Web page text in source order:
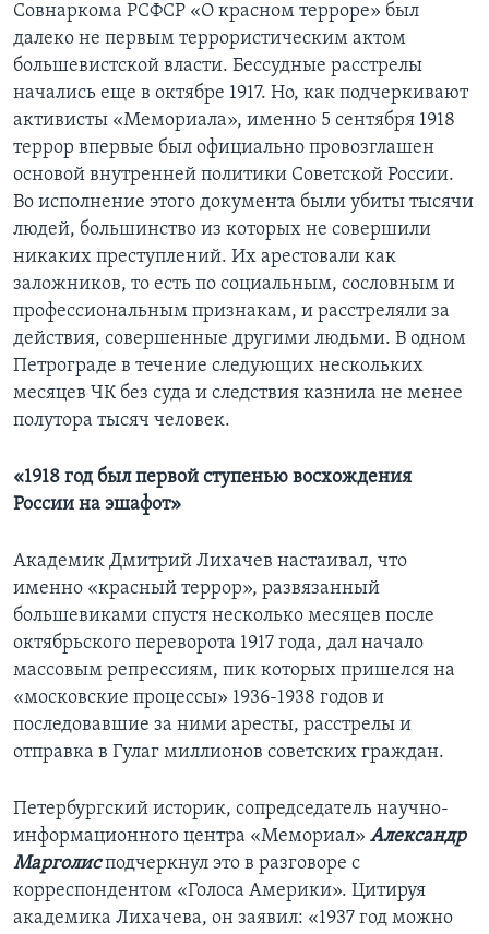
Совнаркома РСФСР «О красном терроре» был
далеко не первым террористическим актом
большевистской власти. Бессудные расстрелы
начались еще в октябре 1917. Но, как подчеркивают
активисты «Мемориала», именно 5 сентября 1918
террор впервые был официально провозглашен
основой внутренней политики Советской России.
Во исполнение этого документа были убиты тысячи
людей, большинство из которых не совершили
никаких преступлений. Их арестовали как
заложников, то есть по социальным, сословным и
профессиональным признакам, и расстреляли за
действия, совершенные другими людьми. В одном
Петрограде в течение следующих нескольких
месяцев ЧК без суда и следствия казнила не менее
полутора тысяч человек.
«1918 год был первой ступенью восхождения
России на эшафот»
Академик Дмитрий Лихачев настаивал, что
именно «красный террор», развязанный
большевиками спустя несколько месяцев после
октябрьского переворота 1917 года, дал начало
массовым репрессиям, пик которых пришелся на
«московские процессы» 1936-1938 годов и
последовавшие за ними аресты, расстрелы и
отправка в Гулаг миллионов советских граждан.
Петербургский историк, сопредседатель научно-
информационного центра «Мемориал» Александр
Марголисподчеркнул это в разговоре с
корреспондентом «Голоса Америки». Цитируя
академика Лихачева, он заявил: «1937 год можно